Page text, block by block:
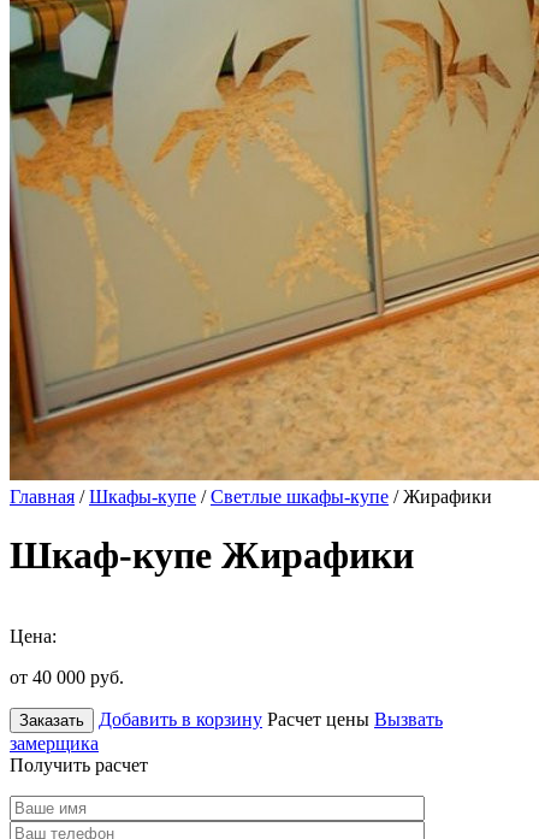
Главная /Шкафы-купе /Светлые шкафы-купе / Жирафики
Шкаф-купе Жирафики
Цена:
от 40 000 руб.
Заказать Добавить в корзину Расчет цены Вызвать
замерщика
Получить расчет